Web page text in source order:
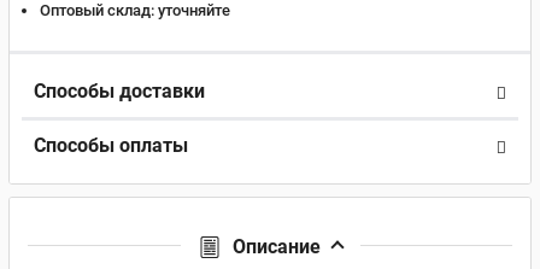
Оптовый склад: уточняйте
Способы доставки
Способы оплаты
Описание